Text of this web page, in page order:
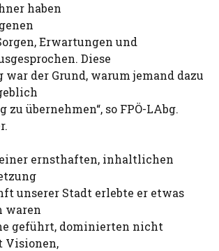
haben
Erwartungen und
Diese
der Grund, warum jemand dazu
übernehmen“, so FPÖ-LAbg.
einer ernsthaften, inhaltlichen
unserer Stadt erlebte er etwas
waren
geführt, dominierten nicht
Visionen,